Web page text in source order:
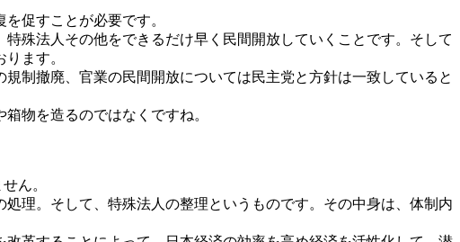
促すことが必要です。
殊法人その他をできるだけ早く民間開放していくことです。そして
ます。
制撤廃、官業の民間開放については民主党と方針は一致していると
物を造るのではなくですね。
ん。
理。そして、特殊法人の整理というものです。その中身は、体制内